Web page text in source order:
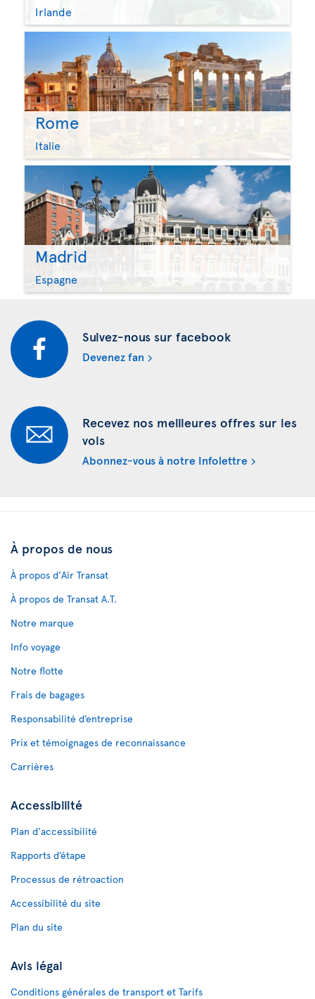
Irlande
Rome
Italie
Madrid
Espagne
Suivez-nous sur facebook
Devenez fan
Recevez nos meilleures offres sur les
vols
Abonnez-vous à notre Infolettre
À propos de nous
À propos d'Air Transat
À propos de Transat A.T.
Notre marque
Info voyage
Notre flotte
Frais de bagages
Responsabilité d’entreprise
Prix et témoignages de reconnaissance
Carrières
Accessibilité
Plan d'accessibilité
Rapports d’étape
Processus de rétroaction
Accessibilité du site
Plan du site
Avis légal
Conditions générales de transport et Tarifs